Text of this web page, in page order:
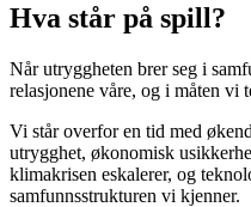
Hva står på spill?
Når utryggheten brer seg i
relasjonene våre, og i måten vi
Vi står overfor en tid med
utrygghet, økonomisk
klimakrisen eskalerer, og
samfunnsstrukturen vi kjenner.